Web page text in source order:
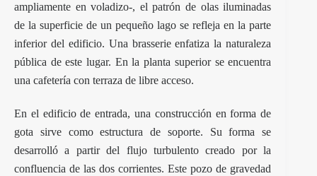
ampliamente en voladizo-, el patrón de olas iluminadas
de la superficie de un pequeño lago se refleja en la parte
inferior del edificio. Una brasserie enfatiza la naturaleza
pública de este lugar. En la planta superior se encuentra
una cafetería con terraza de libre acceso.
En el edificio de entrada, una construcción en forma de
gota sirve como estructura de soporte. Su forma se
desarrolló a partir del flujo turbulento creado por la
confluencia de las dos corrientes. Este pozo de gravedad